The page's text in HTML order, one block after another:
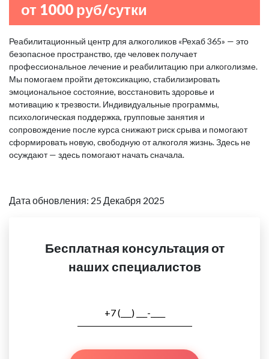
от 1000 руб/сутки
Реабилитационный центр для алкоголиков «Рехаб 365» — это
безопасное пространство, где человек получает
профессиональное лечение и реабилитацию при алкоголизме.
Мы помогаем пройти детоксикацию, стабилизировать
эмоциональное состояние, восстановить здоровье и
мотивацию к трезвости. Индивидуальные программы,
психологическая поддержка, групповые занятия и
сопровождение после курса снижают риск срыва и помогают
сформировать новую, свободную от алкоголя жизнь. Здесь не
осуждают — здесь помогают начать сначала.
Дата обновления: 25 Декабря 2025
Бесплатная консультация от
наших специалистов